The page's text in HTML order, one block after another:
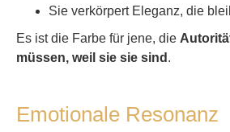
Sie verkörpert Eleganz, die
Es ist die Farbe für jene, die
müssen, weil sie sie sind .
Emotionale Resonanz